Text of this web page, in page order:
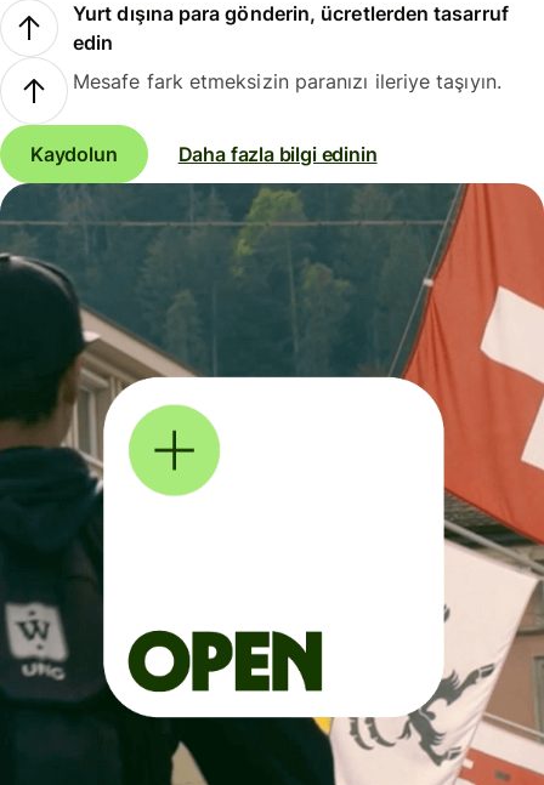
Yurt dışına para gönderin, ücretlerden tasarruf
edin
Mesafe fark etmeksizin paranızı ileriye taşıyın.
Kaydolun Daha fazla bilgi edinin